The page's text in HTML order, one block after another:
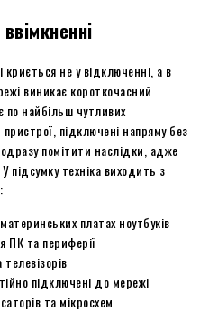
криється не у відключенні, а в
виникає короткочасний
по найбільш чутливих
підключені напряму без
помітити наслідки, адже
підсумку техніка виходить з
платах ноутбуків
ПК та периферії
підключені до мережі
та мікросхем